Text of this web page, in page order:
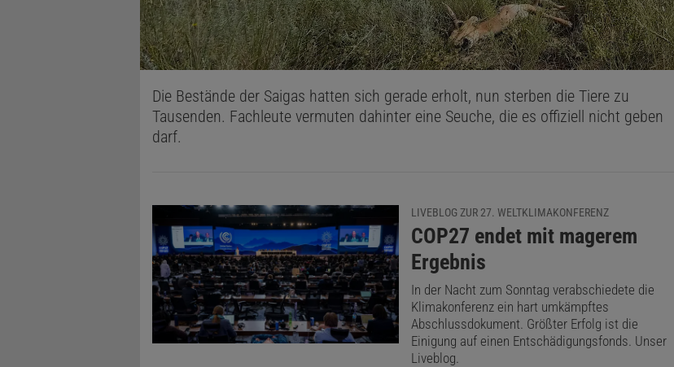
Die Bestände der Saigas hatten sich gerade erholt, nun sterben die Tiere zu
Tausenden. Fachleute vermuten dahinter eine Seuche, die es offiziell nicht geben
darf.
LIVEBLOG ZUR 27. WELTKLIMAKONFERENZ
:
COP27 endet mit magerem
Ergebnis
In der Nacht zum Sonntag verabschiedete die
Klimakonferenz ein hart umkämpftes
Abschlussdokument. Größter Erfolg ist die
Einigung auf einen Entschädigungsfonds. Unser
Liveblog.